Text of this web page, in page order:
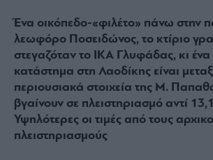
Ένα οικόπεδο-«φιλέτο» πάνω στην
λεωφόρο Ποσειδώνος, το κτίριο
στεγαζόταν το ΙΚΑ Γλυφάδας, κι
κατάστημα στη Λαοδίκης είναι
περιουσιακά στοιχεία της Μ.
βγαίνουν σε πλειστηριασμό αντί
Υψηλότερες οι τιμές από τους
πλειστηριασμούς